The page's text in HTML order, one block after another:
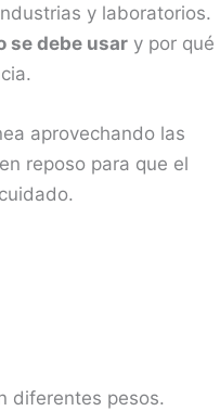
y laboratorios.
se debe usary por qué
aprovechando las
reposo para que el
diferentes pesos.